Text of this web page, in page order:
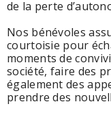
de la perte
Nos bénévoles
courtoisie pour
moments de
société, faire des
également des
prendre des